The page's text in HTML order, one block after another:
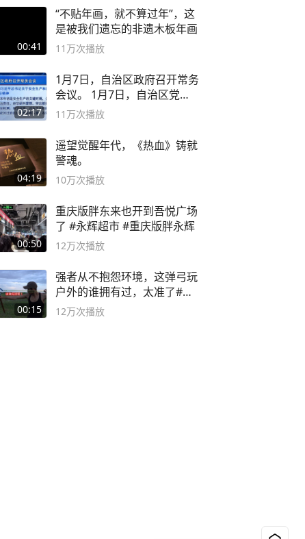
00:41
“不贴年画，就不算过年”，这
是被我们遗忘的非遗木板年画
11万次播放
02:17
1月7日，自治区政府召开常务
会议。 1月7日，自治区党委
副书记
11万次播放
04:19
遥望觉醒年代，《热血》铸就
警魂。
10万次播放
00:50
重庆版胖东来也开到吾悦广场
了 #永辉超市 #重庆版胖永辉
12万次播放
00:15
强者从不抱怨环境，这弹弓玩
户外的谁拥有过，太准了#弹
弓#户外
12万次播放